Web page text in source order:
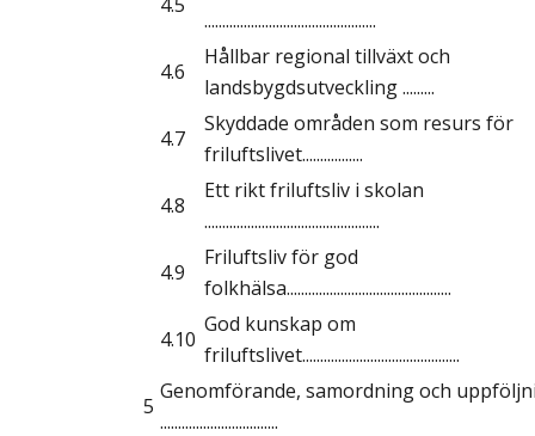
................................................
4.6
Hållbar regional tillväxt och
landsbygdsutveckling .........
4.7
Skyddade områden som resurs för
friluftslivet.................
4.8
Ett rikt friluftsliv i skolan
.................................................
4.9
Friluftsliv för god
folkhälsa..............................................
4.10
God kunskap om
friluftslivet............................................
5
Genomförande, samordning och
.................................